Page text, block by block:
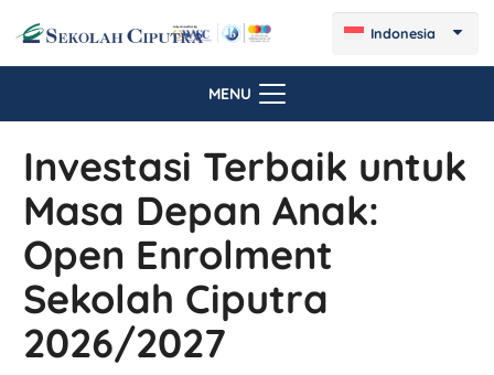
Indonesia
MENU
Investasi Terbaik untuk
Masa Depan Anak:
Open Enrolment
Sekolah Ciputra
2026/2027